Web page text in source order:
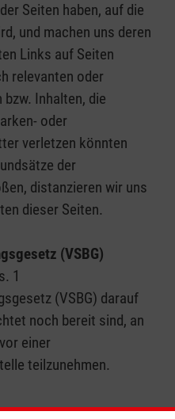
Seiten haben, auf die
und machen uns deren
Links auf Seiten
relevanten oder
Inhalten, die
oder
verletzen könnten
der
distanzieren wir uns
dieser Seiten.
(VSBG)
1
(VSBG) darauf
noch bereit sind, an
einer
teilzunehmen.